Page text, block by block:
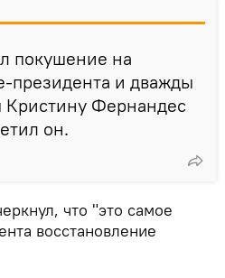
покушение на
президента и дважды
Кристину Фернандес
он.
что "это самое
восстановление